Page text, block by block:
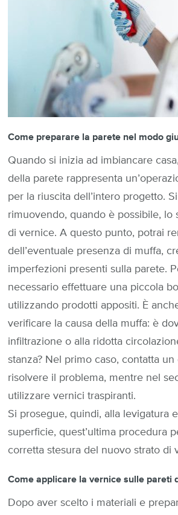
Come preparare la parete nel modo
Quando si inizia ad imbiancare
della parete rappresenta
per la riuscita dell’intero progetto.
rimuovendo, quando è possibile, lo
di vernice. A questo punto, potrai
dell’eventuale presenza di muffa,
imperfezioni presenti sulla parete.
necessario effettuare una piccola
utilizzando prodotti appositi. È
verificare la causa della muffa: è
infiltrazione o alla ridotta
stanza? Nel primo caso, contatta
risolvere il problema, mentre nel
utilizzare vernici traspiranti.
Si prosegue, quindi, alla levigatura
superficie, quest’ultima procedura
corretta stesura del nuovo strato di
Come applicare la vernice sulle pareti
Dopo aver scelto i materiali e